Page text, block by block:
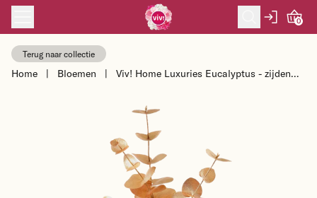
Skip to content
0
Terug naar collectie
Home | Bloemen |
Viv! Home Luxuries Eucalyptus - zijden